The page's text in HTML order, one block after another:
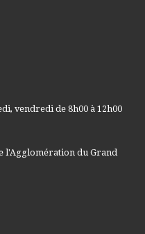
vendredi de 8h00 à 12h00
l'Agglomération du Grand